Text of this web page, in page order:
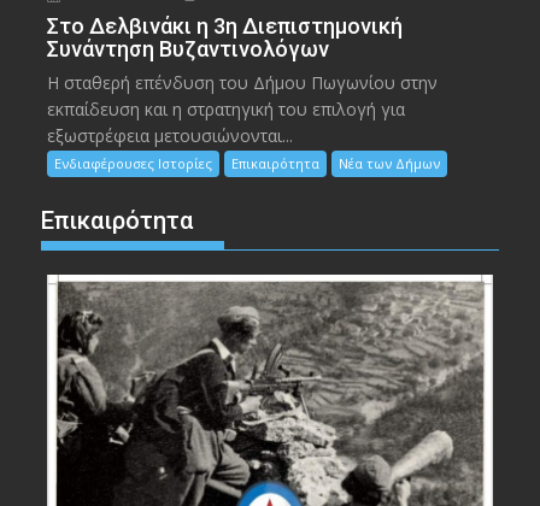
Στο Δελβινάκι η 3η Διεπιστημονική
Συνάντηση Βυζαντινολόγων
Η σταθερή επένδυση του Δήμου Πωγωνίου στην
εκπαίδευση και η στρατηγική του επιλογή για
εξωστρέφεια μετουσιώνονται...
Ενδιαφέρουσες Ιστορίες Επικαιρότητα Νέα των Δήμων
Επικαιρότητα